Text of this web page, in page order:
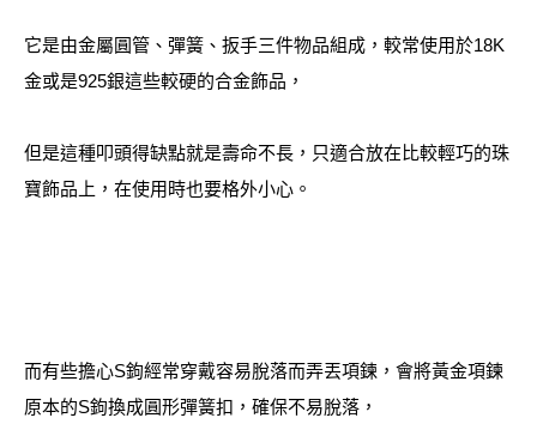
它是由金屬圓管、彈簧、扳手三件物品組成，較常使用於18K
金或是925銀這些較硬的合金飾品，
但是這種叩頭得缺點就是壽命不長，只適合放在比較輕巧的珠
寶飾品上，在使用時也要格外小心。
而有些擔心S鉤經常穿戴容易脫落而弄丟項鍊，會將黃金項鍊
原本的S鉤換成圓形彈簧扣，確保不易脫落，